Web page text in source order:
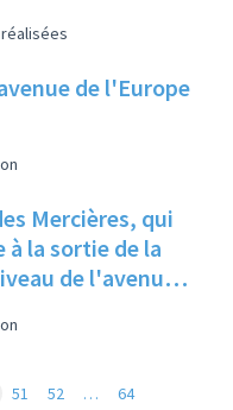
de l'Europe
Mercières, qui
la sortie de la
de l'avenue
en
51 52 … 64